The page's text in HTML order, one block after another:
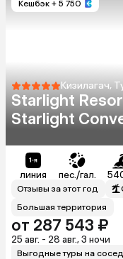
Кешбэк + 5 750
Кизилагач,
Starlight
Starlight
линия пес./гал.
Отзывы за этот год
Большая территория
от 287 543 ₽
25 авг. - 28 авг., 3 ночи
Выгодные туры на